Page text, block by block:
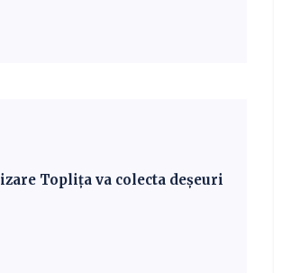
Toplița va colecta deșeuri